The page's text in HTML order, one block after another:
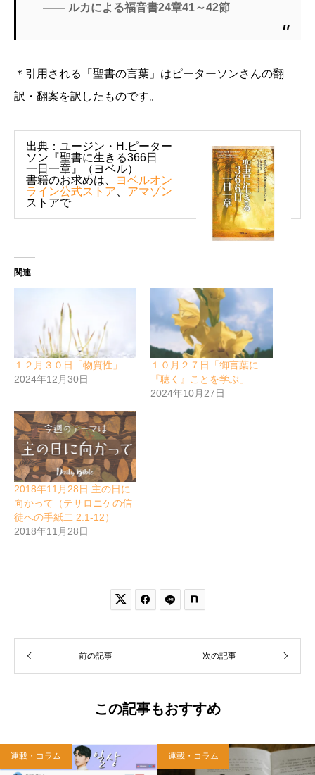
―― ルカによる福音書24章41～42節
＊引用される「聖書の言葉」はピーターソンさんの翻
訳・翻案を訳したものです。
出典：ユージン・H.ピーター
ソン『聖書に生きる366日
一日一章』（ヨベル）
書籍のお求めは、
ヨベルオン
ライン公式ストア
アマゾン
ストアで
関連
１２月３０日「物質性」
2024年12月30日
１０月２７日「御言葉に
『聴く』ことを学ぶ」
2024年10月27日
2018年11月28日 主の日に
向かって（テサロニケの信
徒への手紙二 2:1-12）
2018年11月28日
 
前の記事 次の記事
この記事もおすすめ
連載・コラム 連載・コラム